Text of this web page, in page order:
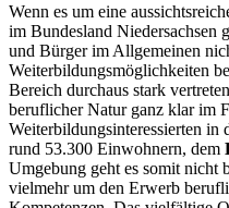
Wenn es um eine
im Bundesland Niedersachsen
und Bürger im Allgemeinen
Weiterbildungsmöglichkeiten
Bereich durchaus stark
beruflicher Natur ganz klar im
Weiterbildungsinteressierten in
rund 53.300 Einwohnern, dem
Umgebung geht es somit nicht
vielmehr um den Erwerb